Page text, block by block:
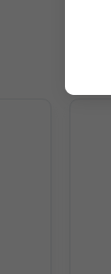
khiến
rượu này khá